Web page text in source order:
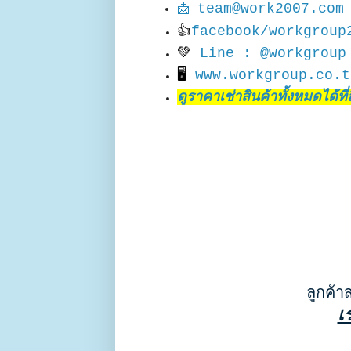
📩 team@work2007.com
👍facebook/
💚
Line : @workgroup
🖥
ดูราคาเช่าสินค้าทั้งหมดได้ที่
ลูกค้า